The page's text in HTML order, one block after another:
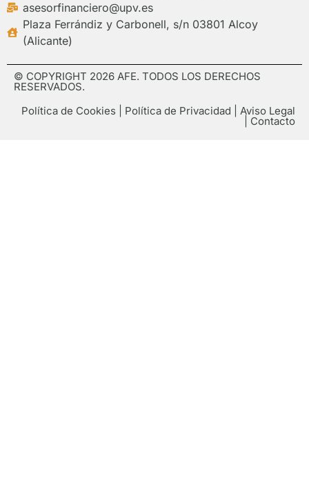
asesorfinanciero@upv.es
Plaza Ferrándiz y Carbonell, s/n 03801 Alcoy
(Alicante)
© COPYRIGHT 2026 AFE. TODOS LOS DERECHOS
RESERVADOS.
Política de Cookies
Política de Privacidad Aviso Legal
Contacto